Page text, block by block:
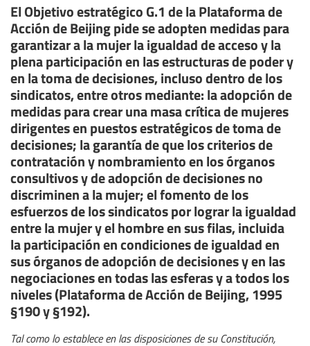
El Objetivo estratégico G.1 de la Plataforma de
Acción de Beijing pide se adopten medidas para
garantizar a la mujer la igualdad de acceso y la
plena participación en las estructuras de poder y
en la toma de decisiones, incluso dentro de los
sindicatos, entre otros mediante: la adopción de
medidas para crear una masa crítica de mujeres
dirigentes en puestos estratégicos de toma de
decisiones; la garantía de que los criterios de
contratación y nombramiento en los órganos
consultivos y de adopción de decisiones no
discriminen a la mujer; el fomento de los
esfuerzos de los sindicatos por lograr la igualdad
entre la mujer y el hombre en sus filas, incluida
la participación en condiciones de igualdad en
sus órganos de adopción de decisiones y en las
negociaciones en todas las esferas y a todos los
niveles (Plataforma de Acción de Beijing, 1995
§190 y §192).
Tal como lo establece en las disposiciones de su Constitución,